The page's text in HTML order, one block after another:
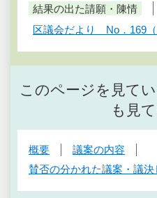
結果の出た請願・陳情
区議会だより No．169（
このページを見て
も見
概要
議案の内容
賛否の分かれた議案・議決